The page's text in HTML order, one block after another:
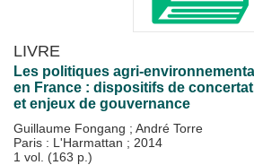
LIVRE
Les politiques agri-
en France : dispositifs de
et enjeux de gouvernance
Guillaume Fongang ; André Torre
Paris : L'Harmattan ; 2014
1 vol. (163 p.)